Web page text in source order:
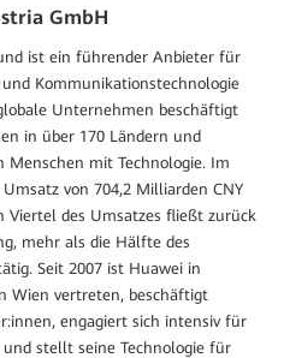
GmbH
ist ein führender Anbieter für
Kommunikationstechnologie
Unternehmen beschäftigt
in über 170 Ländern und
mit Technologie. Im
von 704,2 Milliarden CNY
Viertel des Umsatzes fließt zurück
mehr als die Hälfte des
Seit 2007 ist Huawei in
Wien vertreten, beschäftigt
engagiert sich intensiv für
stellt seine Technologie für